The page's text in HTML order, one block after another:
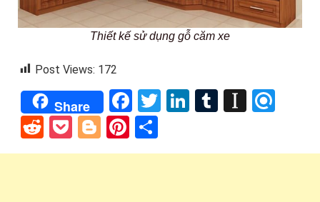
Thiết kế sử dụng gỗ căm xe
Post Views: 172
Share Facebook
TwitterLinkedIn
Tumblr
RedditPocket
BloggerPinterest